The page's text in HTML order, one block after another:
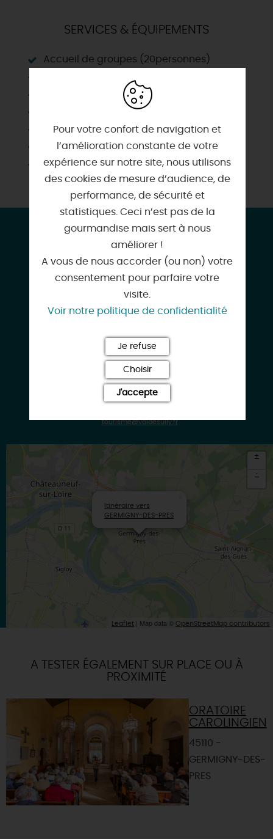
SERVICES & ÉQUIPEMENTS
Accueil de groupes (20personnes)
Parking
Parking autocar
Wifi
CONTACT & LOCALISATION
Visite guidée de l'oratoire carolingien
Route de Saint Martin
45110 GERMIGNY-DES-PRES
02 38 58 27 97
tourisme@valdesully.fr
Itinéraire vers
GERMIGNY-DES-PRES
+
-
Leaflet | Map data © OpenStreetMap contributors
A TESTER ÉGALEMENT SUR PLACE OU À
PROXIMITÉ
ORATOIRE
CAROLINGIEN
45110 -
GERMIGNY-DES-
PRES
Pour votre confort de navigation et
l’amélioration constante de votre
expérience sur notre site, nous utilisons
des cookies de mesure d’audience, de
performance, de sécurité et
statistiques. Ceci n’est pas de la
gourmandise mais sert à nous
améliorer !
A vous de nous accorder (ou non) votre
consentement pour parfaire votre
visite.
Voir notre politique de confidentialité
Je refuse
Choisir
J'accepte